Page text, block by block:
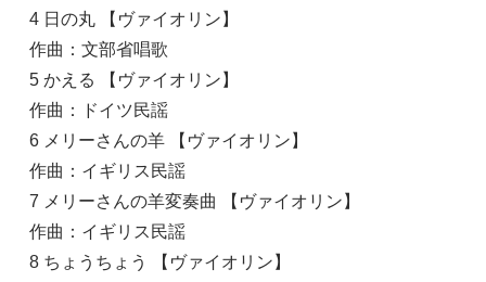
4 日の丸 【ヴァイオリン】
作曲：文部省唱歌
5 かえる 【ヴァイオリン】
作曲：ドイツ民謡
6 メリーさんの羊 【ヴァイオリン】
作曲：イギリス民謡
7 メリーさんの羊変奏曲 【ヴァイオリン】
作曲：イギリス民謡
8 ちょうちょう 【ヴァイオリン】